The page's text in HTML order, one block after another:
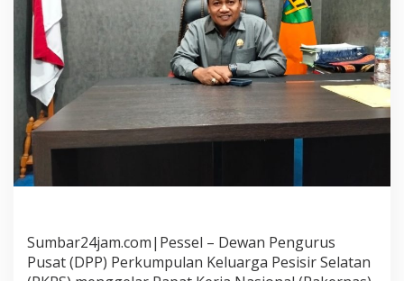
p
a
t
e
n
P
s
r
a
t
Sumbar24jam.com|Pessel – Dewan Pengurus
Pusat (DPP) Perkumpulan Keluarga Pesisir Selatan